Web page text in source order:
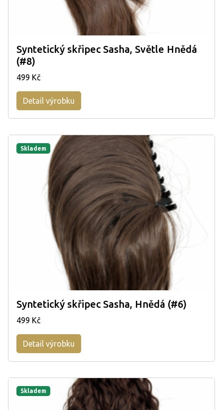
Syntetický skřipec Sasha, Světle Hnědá
(#8)
499 Kč
Detail výrobku
Skladem
Syntetický skřipec Sasha, Hnědá (#6)
499 Kč
Detail výrobku
Skladem